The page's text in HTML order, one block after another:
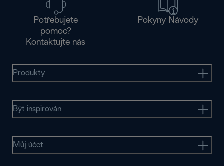
Potřebujete
pomoc?
Kontaktujte nás
Pokyny Návody
Produkty
Být inspirován
Můj účet